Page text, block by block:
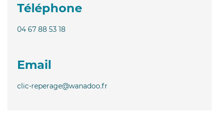
Téléphone
04 67 88 53 18
Email
clic-reperage@wanadoo.fr